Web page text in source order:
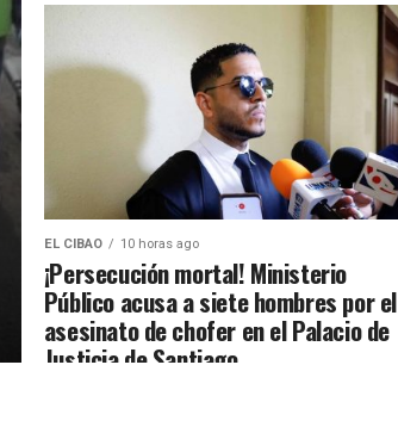
EL CIBAO 10 horas ago
¡Persecución mortal! Ministerio
Público acusa a siete hombres por el
asesinato de chofer en el Palacio de
Justicia de Santiago